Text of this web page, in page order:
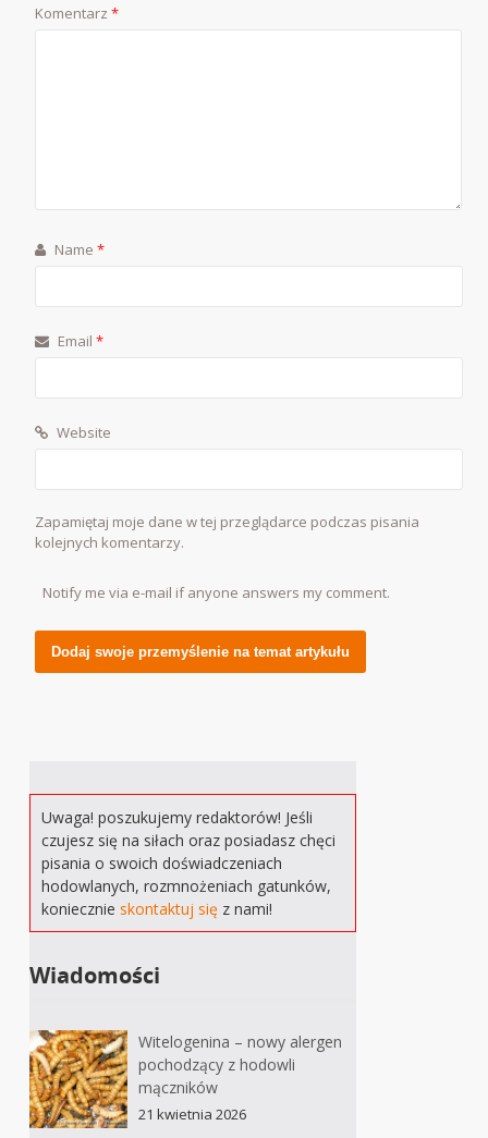
Komentarz*
Name*
Email*
Website
Zapamiętaj moje dane w tej przeglądarce podczas pisania
kolejnych komentarzy.
Notify me via e-mail if anyone answers my comment.
Uwaga! poszukujemy redaktorów! Jeśli
czujesz się na siłach oraz posiadasz chęci
pisania o swoich doświadczeniach
hodowlanych, rozmnożeniach gatunków,
koniecznieskontaktuj się z nami!
Wiadomości
Witelogenina – nowy alergen
pochodzący z hodowli
mączników
21 kwietnia 2026